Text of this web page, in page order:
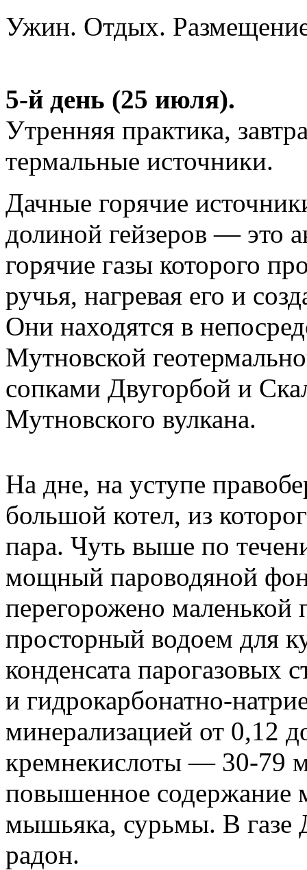
Ужин. Отдых. Размещение
5-й день (25 июля).
Утренняя практика,
термальные источники.
Дачные горячие
долиной гейзеров — это
горячие газы которого
ручья, нагревая его и
Они находятся в
Мутновской
сопками Двугорбой и
Мутновского вулкана.
На дне, на уступе
большой котел, из
пара. Чуть выше по
мощный пароводяной
перегорожено маленькой
просторный водоем для
конденсата парогазовых
и гидрокарбонатно-
минерализацией от 0,12
кремнекислоты — 30-79
повышенное содержание
мышьяка, сурьмы. В газе
радон.